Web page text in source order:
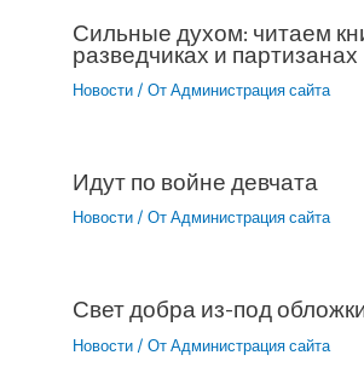
Сильные духом: читаем
разведчиках и партизанах
Новости / От Администрация сайта
Идут по войне девчата
Новости / От Администрация сайта
Свет добра из-под
Новости / От Администрация сайта